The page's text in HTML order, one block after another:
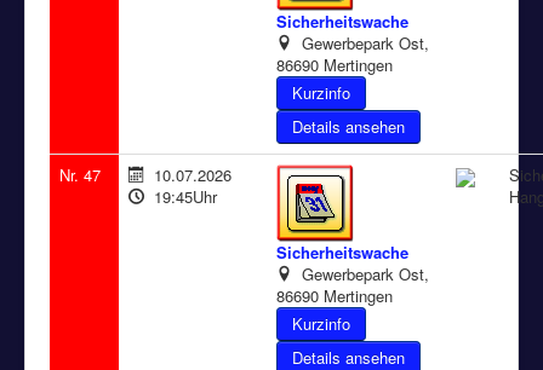
Sicherheitswache
Gewerbepark Ost,
86690 Mertingen
Details ansehen
Nr. 47
10.07.2026
19:45Uhr
Sicherheitswache
Gewerbepark Ost,
86690 Mertingen
Details ansehen